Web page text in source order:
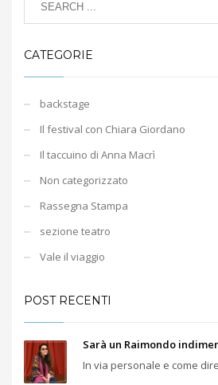
CATEGORIE
backstage
Il festival con Chiara Giordano
Il taccuino di Anna Macrì
Non categorizzato
Rassegna Stampa
sezione teatro
Vale il viaggio
POST RECENTI
Sarà un Raimondo
In via personale e come